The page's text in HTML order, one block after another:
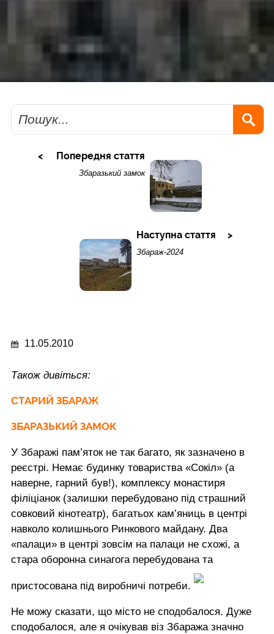
Пошук
Попередня стаття
Збаразький замок
Наступна стаття
Збараж-2024
11.05.2010
Також дивіться:
СТАРИЙ ЗБАРАЖ
ЗБАРАЗЬКИЙ ЗАМОК
У Збаражі пам’яток не так багато, як зазначено в
реєстрі. Немає будинку товариства «Сокіл» (а
наверне, гарний був!), комплексу монастиря
філіціанок (залишки перебудовано під страшний
совковий кінотеатр), багатьох кам’яниць в центрі
навколо колишнього Ринкового майдану. Два
«палаци» в центрі зовсім на палаци не схожі, а
стара оборонна синагога перебудована та
пристосована під виробничі потреби.
Не можу сказати, що місто не сподобалося. Дуже
сподобалося, але я очікував віз Збаража значно